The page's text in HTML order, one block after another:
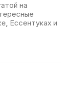
на
Ессентуках и